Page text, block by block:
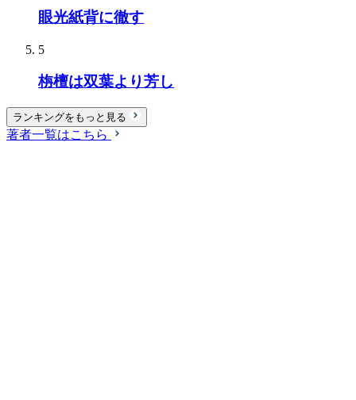
眼光紙背に徹す
5
栴檀は双葉より芳し
ランキングをもっと見る
著者一覧はこちら